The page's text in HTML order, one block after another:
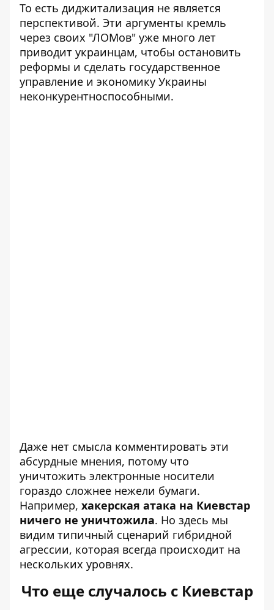
То есть диджитализация не является
перспективой. Эти аргументы кремль
через своих "ЛОМов" уже много лет
приводит украинцам, чтобы остановить
реформы и сделать государственное
управление и экономику Украины
неконкурентноспособными.
Даже нет смысла комментировать эти
абсурдные мнения, потому что
уничтожить электронные носители
гораздо сложнее нежели бумаги.
Например, хакерская атака на Киевстар
ничего не уничтожила. Но здесь мы
видим типичный сценарий гибридной
агрессии, которая всегда происходит на
нескольких уровнях.
Что еще случалось с Киевстар